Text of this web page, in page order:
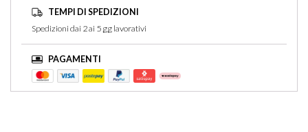
TEMPI DI SPEDIZIONI
Spedizioni dai 2 ai 5 gg lavorativi
PAGAMENTI